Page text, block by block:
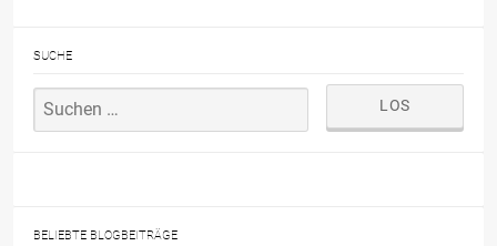
SUCHE
BELIEBTE BLOGBEITRÄGE